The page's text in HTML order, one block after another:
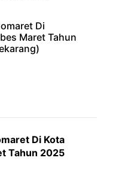
Di
Maret Tahun
Di Kota
Tahun 2025